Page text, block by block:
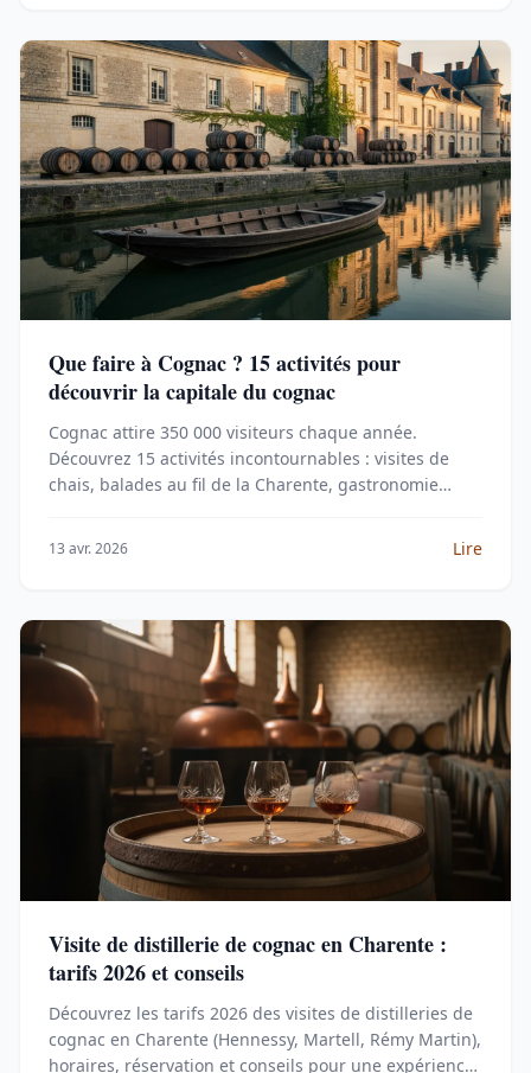
Que faire à Cognac ? 15 activités pour
découvrir la capitale du cognac
Cognac attire 350 000 visiteurs chaque année.
Découvrez 15 activités incontournables : visites de
chais, balades au fil de la Charente, gastronomie
13 avr. 2026 Lire
Visite de distillerie de cognac en Charente :
tarifs 2026 et conseils
Découvrez les tarifs 2026 des visites de distilleries de
cognac en Charente (Hennessy, Martell, Rémy Martin),
horaires, réservation et conseils pour une expérience